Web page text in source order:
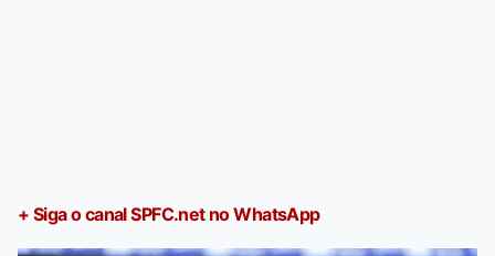
+ Siga o canal SPFC.net no WhatsApp